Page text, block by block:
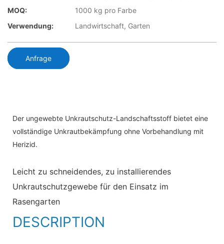
MOQ:
1000 kg pro Farbe
Verwendung:
Landwirtschaft, Garten
Anfrage
Der ungewebte Unkrautschutz-Landschaftsstoff bietet eine
vollständige Unkrautbekämpfung ohne Vorbehandlung mit
Herizid.
Leicht zu schneidendes, zu installierendes
Unkrautschutzgewebe für den Einsatz im
Rasengarten
DESCRIPTION